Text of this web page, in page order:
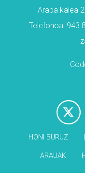
Araba kalea
Telefonoa: 943
HONI BURUZ
ARAUAK